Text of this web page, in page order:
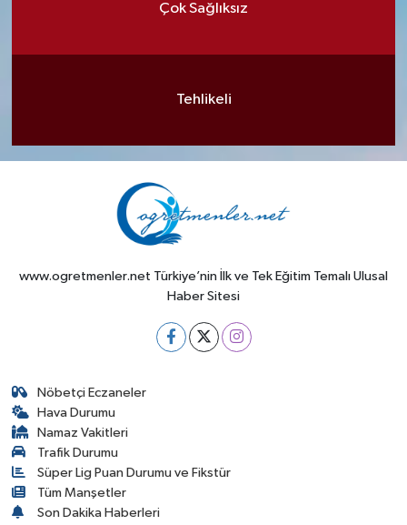
Çok Sağlıksız
Tehlikeli
www.ogretmenler.net Türkiye’nin İlk ve Tek Eğitim Temalı Ulusal
Haber Sitesi
Nöbetçi Eczaneler
Hava Durumu
Namaz Vakitleri
Trafik Durumu
Süper Lig Puan Durumu ve Fikstür
Tüm Manşetler
Son Dakika Haberleri